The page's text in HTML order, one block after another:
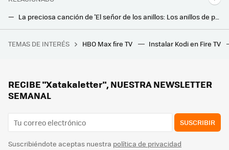
La preciosa canción de 'El señor de los anillos: Los anillos de poder' que todos quieren imitar: estas son las mejores versiones
Este ingenioso invento es esencial para proteger tus persianas ante robos cuando no estás en casa: baratísimo y sin instalación
Hoy en TV, una de las mejores películas de thriller psicológico de Alfred Hitchcock que batió varios récords de taquilla
TEMAS DE INTERÉS HBO Max fire TV Instalar Kodi en Fire TV
RECIBE "Xatakaletter", NUESTRA NEWSLETTER
SEMANAL
SUSCRIBIR
Suscribiéndote aceptas nuestra política de privacidad